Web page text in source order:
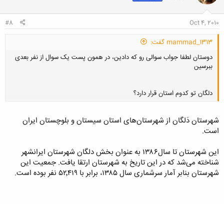
Oct 4, 2010
#8
mammad_1313 گفت:
دوستان لطفا جواب سوالی رو که دادین، در همون پست یک سوال از نفر بعدی
ببرسین
دلگان تو کدوم استان قرار دارد؟
کلیک کنید تا باز شود...
شهرستان دَلگان از شهرستان‌های استان سیستان و بلوچستان ایران
است.
این شهرستان تا سال۱۳۸۶ به عنوان بخش دلگان شهرستان ایرانشهر
شناخته می‌شد که در این تاریخ به شهرستان ارتقا یافت. جمعیت این
شهرستان بنابر آمار سرشماری سال ۱۳۸۵، برابر با ۵۲٬۴۱۹ نفر بوده است.